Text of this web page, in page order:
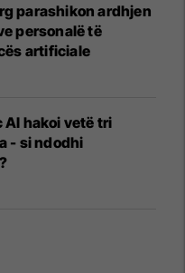
parashikon ardhjen
personalë të
artificiale
hakoi vetë tri
- si ndodhi